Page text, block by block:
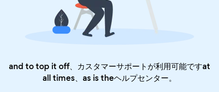
and to top it off、カスタマーサポートが利用可能ですat
all times、as is theヘルプセンター。